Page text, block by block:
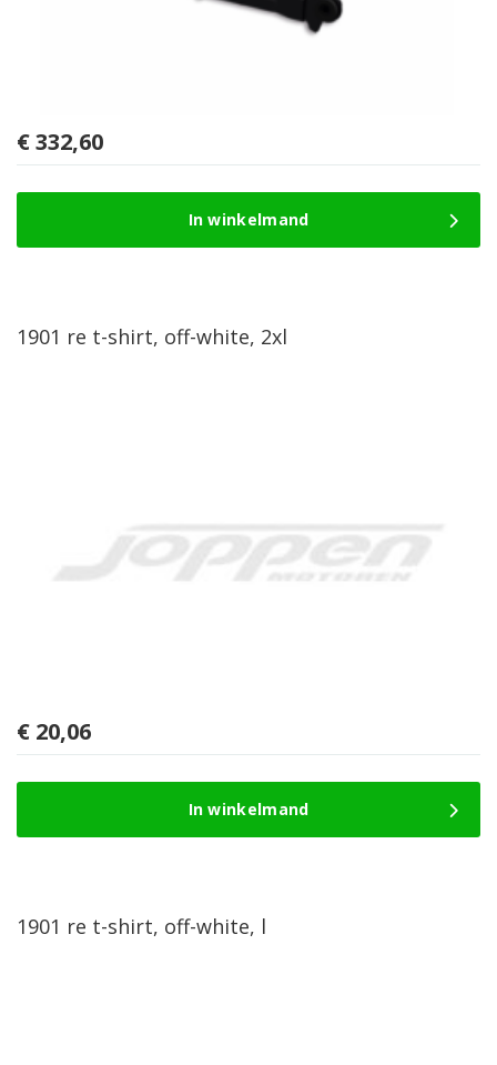
€332,60
In winkelmand
1901 re t-shirt, off-white, 2xl
€ 20,06
In winkelmand
1901 re t-shirt, off-white, l